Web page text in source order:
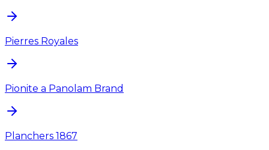
Pierres Royales
Pionite a Panolam Brand
Planchers 1867